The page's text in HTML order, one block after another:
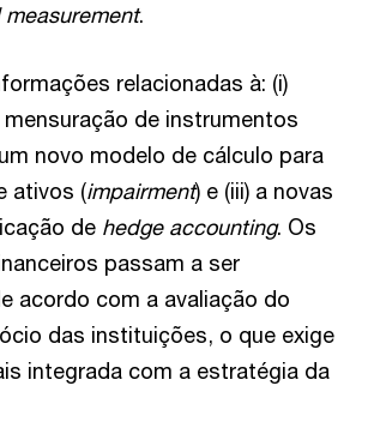
.
relacionadas à: (i)
de instrumentos
novo modelo de cálculo para
ativos (impairment) e (iii) a novas
de hedge accounting. Os
passam a ser
acordo com a avaliação do
das instituições, o que exige
integrada com a estratégia da